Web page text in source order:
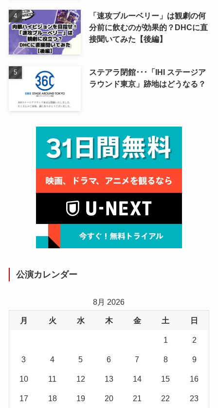
「速攻ブルーベリー」は観劇の何
分前に飲むのが効果的？DHCに直
接聞いてみた【後編】
ステアラ閉館･･･「IHI ステージア
ラウンド東京」跡地はどうなる？
公演カレンダー
8月 2026
月 火 水 木 金 土 日
1 2
3 4 5 6 7 8 9
10 11 12 13 14 15 16
17 18 19 20 21 22 23